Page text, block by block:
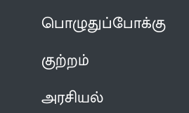
பொழுதுப்போக்கு
குற்றம்
அரசியல்